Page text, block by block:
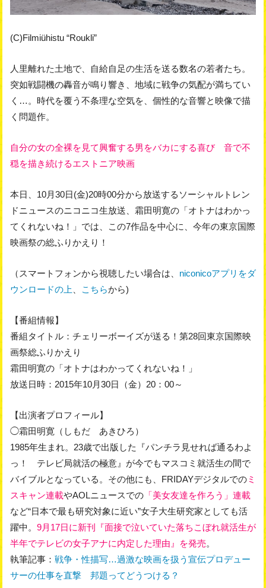
(C)Filmiühistu “Roukli”
人里離れた土地で、自給自足の生活を送る数名の若者たち。
突如戦闘機の轟音が鳴り響き、地域に戦争の気配が満ちてい
く…。時代を覆う不条理な空気を、個性的な音響と映像で描
く問題作。
自分の女の全裸を見て興奮する男をバカにする喜び 音で不
穏を描き続けるエストニア映画
本日、10月30日(金)20時00分から放送するソーシャルトレン
ドニュースのニコニコ生放送、霜田明寛の「オトナはわかっ
てくれないね！」では、この7作品を中心に、今年の東京国際
映画祭の総ふりかえり！
（スマートフォンから視聴したい場合は、 niconicoアプリをダ
ウンロードの上
こちらから)
【番組情報】
番組タイトル：チェリーボーイズが送る！第28回東京国際映
画祭総ふりかえり
霜田明寛の「オトナはわかってくれないね！」
放送日時：2015年10月30日（金）20：00～
【出演者プロフィール】
◯霜田明寛（しもだ あきひろ）
1985年生まれ。23歳で出版した『パンチラ見せれば通るわよ
っ！ テレビ局就活の極意』が今でもマスコミ就活生の間で
バイブルとなっている。その他にも、FRIDAYデジタルでのミ
スキャン連載やAOLニュースでの 「美女友達を作ろう」連載
など“日本で最も研究対象に近い”女子大生研究家としても活
躍中。 9月17日に新刊『面接で泣いていた落ちこぼれ就活生が
半年でテレビの女子アナに内定した理由』を発売。
執筆記事： 戦争・性描写…過激な映画を扱う宣伝プロデュー
サーの仕事を直撃 邦題ってどうつける？